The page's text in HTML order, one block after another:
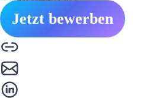
Jetzt bewerben